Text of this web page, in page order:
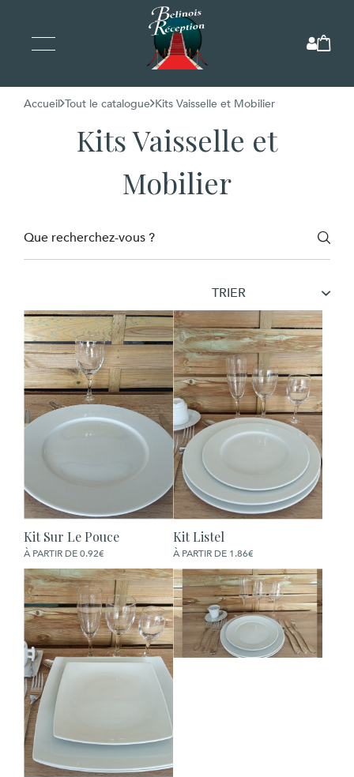
Accueil Tout le catalogue Kits Vaisselle et Mobilier
Kits Vaisselle et
Mobilier
COMMANDER
Kit Sur Le Pouce
À PARTIR DE 0.92€ COMMANDER
Kit Listel
À PARTIR DE 1.86€